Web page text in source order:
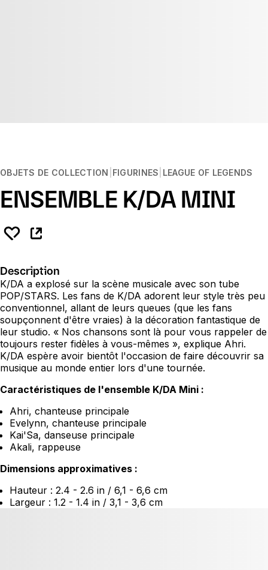
OBJETS DE COLLECTION FIGURINES LEAGUE OF LEGENDS
ENSEMBLE K/DA MINI
Description
K/DA a explosé sur la scène musicale avec son tube
POP/STARS. Les fans de K/DA adorent leur style très peu
conventionnel, allant de leurs queues (que les fans
soupçonnent d'être vraies) à la décoration fantastique de
leur studio. « Nos chansons sont là pour vous rappeler de
toujours rester fidèles à vous-mêmes », explique Ahri.
K/DA espère avoir bientôt l'occasion de faire découvrir sa
musique au monde entier lors d'une tournée.
Caractéristiques de l'ensemble K/DA Mini :
Ahri, chanteuse principale
Evelynn, chanteuse principale
Kai'Sa, danseuse principale
Akali, rappeuse
Dimensions approximatives :
Hauteur : 2.4 - 2.6 in / 6,1 - 6,6 cm
Largeur : 1.2 - 1.4 in / 3,1 - 3,6 cm